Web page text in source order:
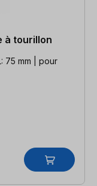
à tourillon
75 mm | pour